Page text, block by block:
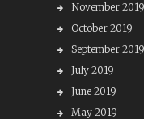
November 2019
October 2019
September 2019
July 2019
June 2019
May 2019